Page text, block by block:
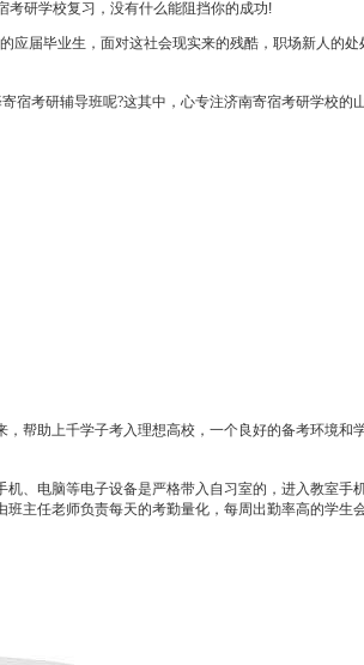
研学校复习，没有什么能阻挡你的成功!
应届毕业生，面对这社会现实来的残酷，职场新人的
宿考研辅导班呢?这其中，心专注济南寄宿考研学校的
，帮助上千学子考入理想高校，一个良好的备考环境和
机、电脑等电子设备是严格带入自习室的，进入教室手
主任老师负责每天的考勤量化，每周出勤率高的学生